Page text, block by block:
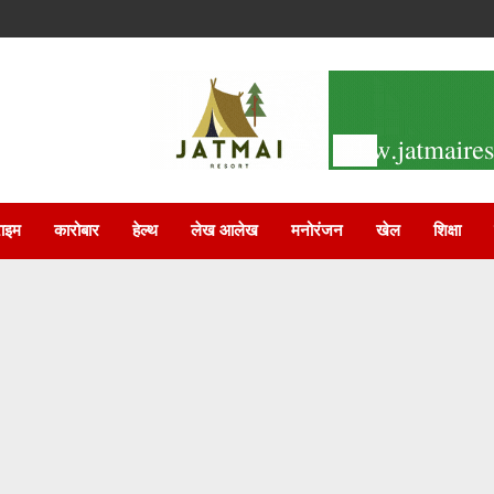
कारोबार हेल्थ लेख आलेख मनोरंजन खेल शिक्षा